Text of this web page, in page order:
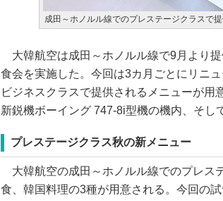
成田～ホノルル線でのプレステージクラスで
大韓航空は成田～ホノルル線で9月より
食会を実施した。今回は3カ月ごとにリニ
ビジネスクラスで提供されるメニューが用
新鋭機ボーイング 747-8i型機の機内、そし
プレステージクラス秋の新メニュー
大韓航空の成田～ホノルル線でのプレス
食、韓国料理の3種が用意される。今回の